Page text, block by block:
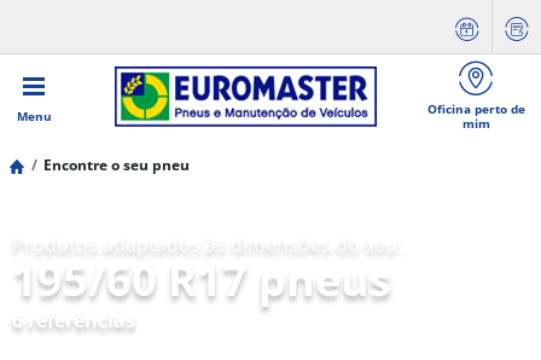
Menu
Oficina perto de
mim
Encontre o seu pneu
195/60 R17 pneus
6 referências